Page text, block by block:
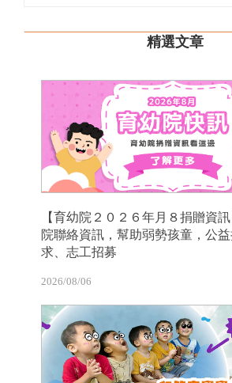
精選文章
【育幼院２０２６年月８捐贈資
院聯絡資訊，幫助弱勢孩童，公
求、志工招募
2026/08/06